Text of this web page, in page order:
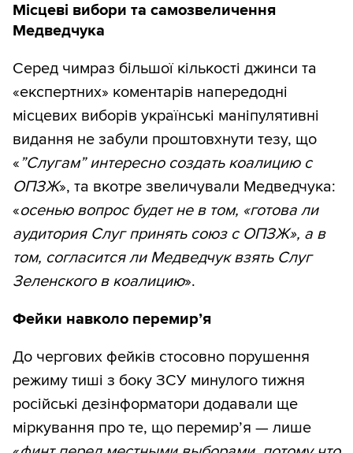
Місцеві вибори та самозвеличення
Медведчука
Серед чимраз більшої кількості джинси та
«експертних» коментарів напередодні
місцевих виборів українські маніпулятивні
видання не забули проштовхнути тезу, що
«”Слугам” интересно создать коалицию с
ОПЗЖ», та вкотре звеличували Медведчука:
«осенью вопрос будет не в том, «готова ли
аудитория Слуг принять союз с ОПЗЖ», а в
том, согласится ли Медведчук взять Слуг
Зеленского в коалицию».
Фейки навколо перемир’я
До чергових фейків стосовно порушення
режиму тиші з боку ЗСУ минулого тижня
російські дезінформатори додавали ще
міркування про те, що перемир’я — лише